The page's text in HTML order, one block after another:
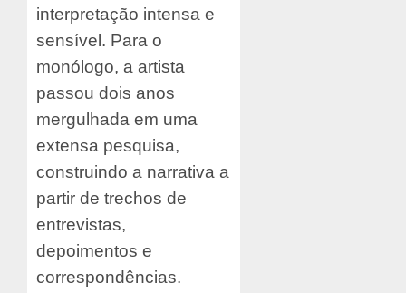
interpretação intensa e
sensível. Para o
monólogo, a artista
passou dois anos
mergulhada em uma
extensa pesquisa,
construindo a narrativa a
partir de trechos de
entrevistas,
depoimentos e
correspondências.